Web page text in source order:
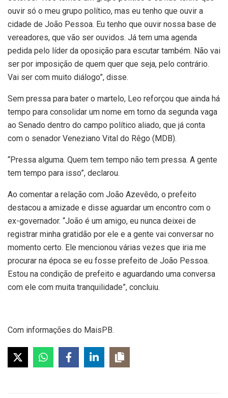
ouvir só o meu grupo político, mas eu tenho que ouvir a
cidade de João Pessoa. Eu tenho que ouvir nossa base de
vereadores, que vão ser ouvidos. Já tem uma agenda
pedida pelo líder da oposição para escutar também. Não vai
ser por imposição de quem quer que seja, pelo contrário.
Vai ser com muito diálogo”, disse.
Sem pressa para bater o martelo, Leo reforçou que ainda há
tempo para consolidar um nome em torno da segunda vaga
ao Senado dentro do campo político aliado, que já conta
com o senador Veneziano Vital do Rêgo (MDB).
“Pressa alguma. Quem tem tempo não tem pressa. A gente
tem tempo para isso”, declarou.
Ao comentar a relação com João Azevêdo, o prefeito
destacou a amizade e disse aguardar um encontro com o
ex-governador. “João é um amigo, eu nunca deixei de
registrar minha gratidão por ele e a gente vai conversar no
momento certo. Ele mencionou várias vezes que iria me
procurar na época se eu fosse prefeito de João Pessoa.
Estou na condição de prefeito e aguardando uma conversa
com ele com muita tranquilidade”, concluiu.
Com informações do MaisPB.